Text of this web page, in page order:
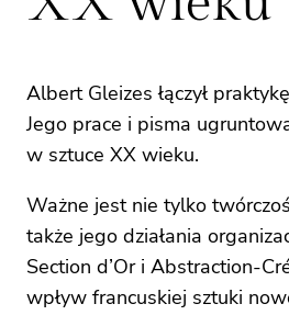
Albert Gleizes łączył
Jego prace i pisma
w sztuce XX wieku.
Ważne jest nie tylko
także jego działania
Section d’Or i Abstraction-
wpływ francuskiej sztuki